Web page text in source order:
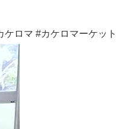
ロマ #カケロマーケット